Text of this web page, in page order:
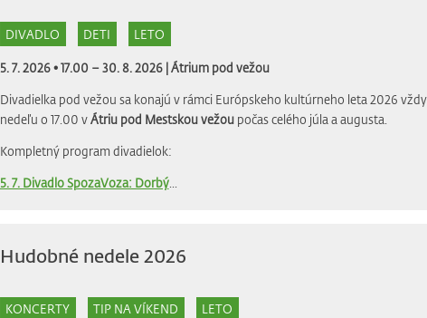
DIVADLO DETI LETO
5. 7. 2026 • 17.00 – 30. 8. 2026 |Átrium pod vežou
Divadielka pod vežou sa konajú v rámci Európskeho kultúrneho leta 2026
nedeľu o 17.00 vÁtriu pod Mestskou vežoupočas celého júla a augusta.
Kompletný program divadielok:
5. 7. Divadlo SpozaVoza: Dorbý...
Hudobné nedele 2026
KONCERTY TIP NA VÍKEND LETO